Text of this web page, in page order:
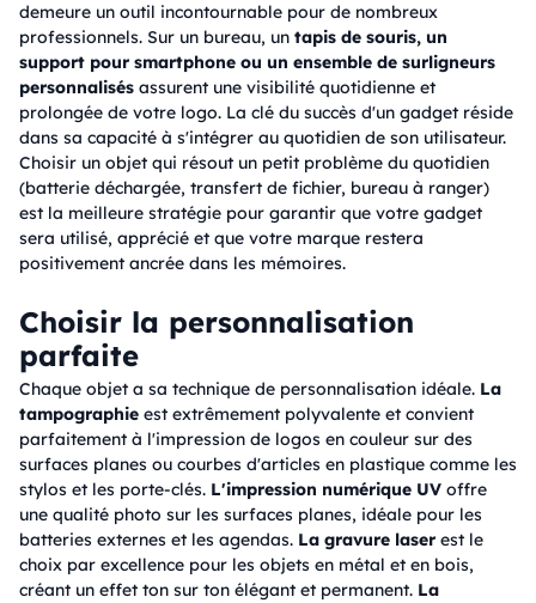
demeure un outil incontournable pour de nombreux
professionnels. Sur un bureau, un tapis de souris, un
support pour smartphone ou un ensemble de surligneurs
personnalisés assurent une visibilité quotidienne et
prolongée de votre logo. La clé du succès d'un gadget réside
dans sa capacité à s'intégrer au quotidien de son utilisateur.
Choisir un objet qui résout un petit problème du quotidien
(batterie déchargée, transfert de fichier, bureau à ranger)
est la meilleure stratégie pour garantir que votre gadget
sera utilisé, apprécié et que votre marque restera
positivement ancrée dans les mémoires.
Choisir la personnalisation
parfaite
Chaque objet a sa technique de personnalisation idéale. La
tampographie est extrêmement polyvalente et convient
parfaitement à l'impression de logos en couleur sur des
surfaces planes ou courbes d'articles en plastique comme les
stylos et les porte-clés. L'impression numérique UV offre
une qualité photo sur les surfaces planes, idéale pour les
batteries externes et les agendas. La gravure laser est le
choix par excellence pour les objets en métal et en bois,
créant un effet ton sur ton élégant et permanent. La